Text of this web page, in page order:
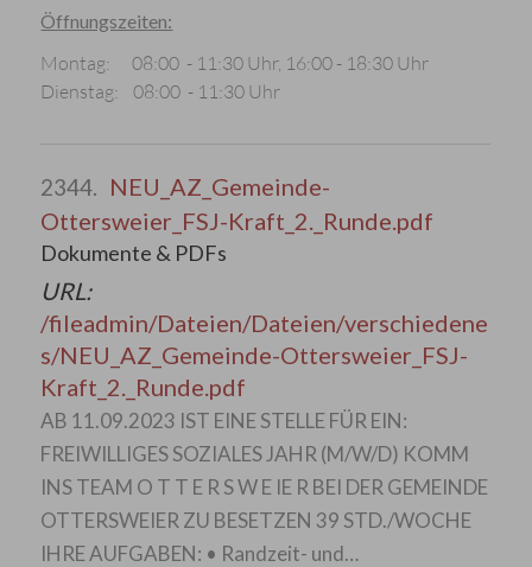
Öffnungszeiten:
Montag: 08:00 - 11:30 Uhr, 16:00 - 18:30 Uhr
Dienstag: 08:00 - 11:30 Uhr
2344. NEU_AZ_Gemeinde-
Ottersweier_FSJ-Kraft_2._Runde.pdf
Dokumente & PDFs
URL:
/fileadmin/Dateien/Dateien/verschiedene
s/NEU_AZ_Gemeinde-Ottersweier_FSJ-
Kraft_2._Runde.pdf
AB 11.09.2023 IST EINE STELLE FÜR EIN:
FREIWILLIGES SOZIALES JAHR (M/W/D) KOMM
INS TEAM O T T E R S W E IE R BEI DER GEMEINDE
OTTERSWEIER ZU BESETZEN 39 STD./WOCHE
IHRE AUFGABEN: • Randzeit- und…